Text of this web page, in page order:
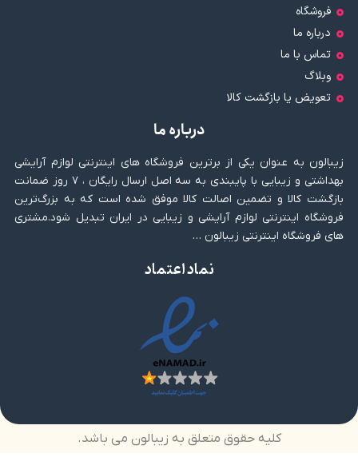
فروشگاه
درباره ما
تماس با ما
وبلاگ
تعویض یا بازگشت کالا
درباره ما
زیبالون به عنوان یکی از برترین فروشگاه های اینترنتی لوازم آرایشی
بهداشتی و زیبایی با پایبندی به سه اصل ارسال رایگان ، ۷ روز ضمانت
بازگشت کالا و تضمین اصالت کالا موفق شده است که به بزرگ‌ترین
فروشگاه اینترنتی لوازم آرایشی و زیبایی در ایران تبدیل شود.مشتری
های فروشگاه اینترنتی زیبالون …
نماد اعتماد
کلیه حقوق متعلق به زیبالون می باشد.